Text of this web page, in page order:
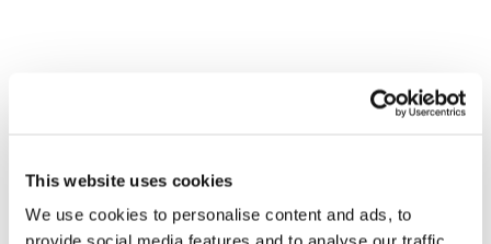
This website uses cookies
We use cookies to personalise content and ads, to